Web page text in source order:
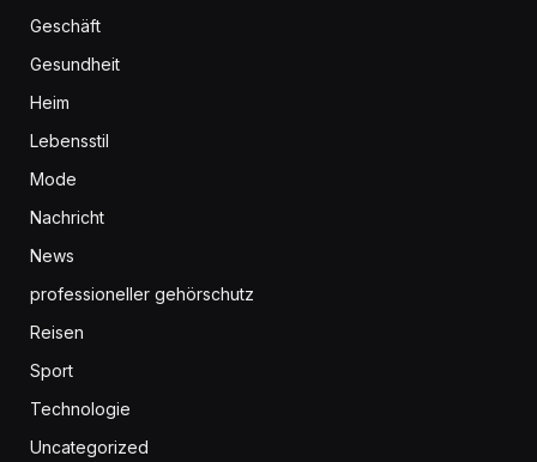
Geschäft
Gesundheit
Heim
Lebensstil
Mode
Nachricht
News
professioneller gehörschutz
Reisen
Sport
Technologie
Uncategorized